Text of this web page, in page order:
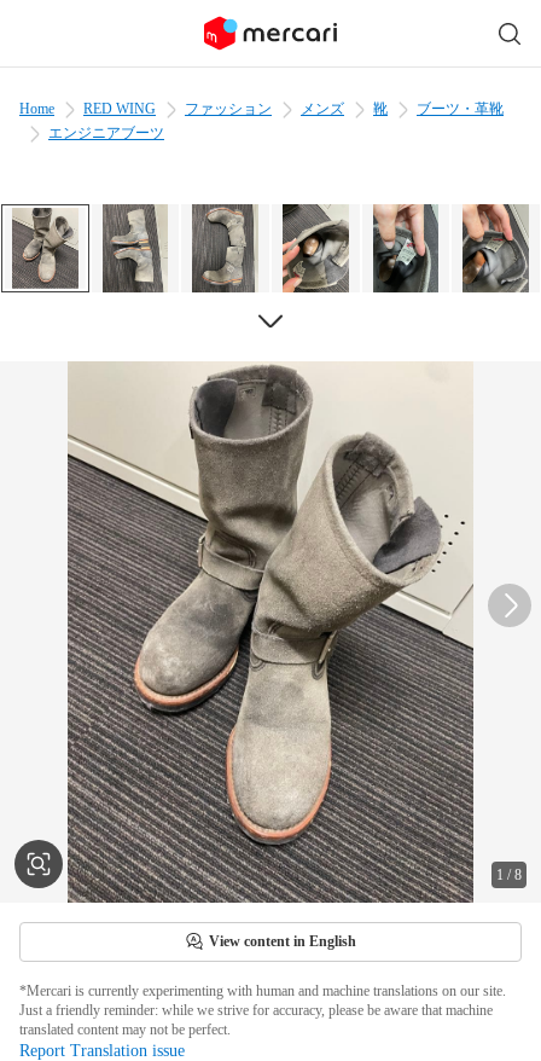
Home RED WING ファッション メンズ 靴
ブーツ・革靴
エンジニアブーツ
1 /8
View content in English
*Mercari is currently experimenting with human and machine translations on our site.
Just a friendly reminder: while we strive for accuracy, please be aware that machine
translated content may not be perfect.
Report Translation issue